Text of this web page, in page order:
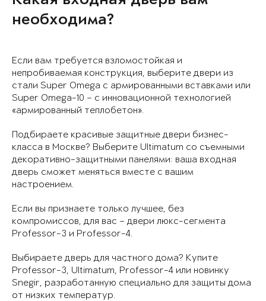
необходима?
Если вам требуется взломостойкая и
непробиваемая конструкция, выберите двери из
стали Super Omega с армированными вставками или
Super Omega-10 – с инновационной технологией
«армированный теплобетон».
Подбираете красивые защитные двери бизнес-
класса в Москве? Выберите Ultimatum со съемными
декоративно-защитными панелями: ваша входная
дверь сможет меняться вместе с вашим
настроением.
Если вы признаете только лучшее, без
компромиссов, для вас – двери люкс-сегмента
Professor-3 и Professor-4.
Выбираете дверь для частного дома? Купите
Professor-3, Ultimatum, Professor-4 или новинку
Snegir, разработанную специально для защиты дома
от низких температур.